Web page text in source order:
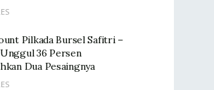
Pilkada Bursel Safitri –
36 Persen
Dua Pesaingnya